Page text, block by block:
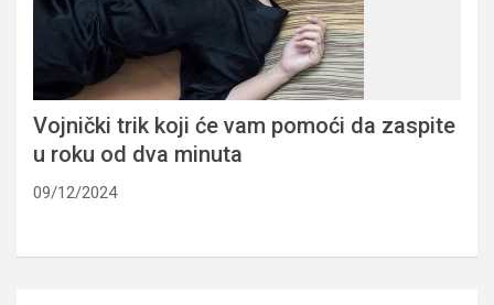
Vojnički trik koji će vam pomoći da zaspite
u roku od dva minuta
09/12/2024